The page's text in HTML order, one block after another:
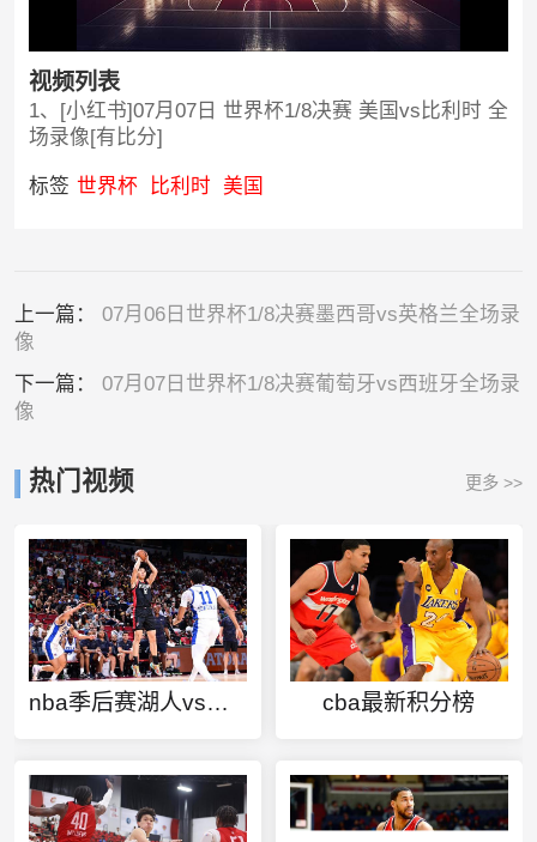
视频列表
1、[小红书]07月07日 世界杯1/8决赛 美国vs比利时 全
场录像[有比分]
标签 世界杯 比利时 美国
上一篇： 07月06日世界杯1/8决赛墨西哥vs英格兰全场录
像
下一篇： 07月07日世界杯1/8决赛葡萄牙vs西班牙全场录
像
热门视频 更多 >>
nba季后赛湖人vs开拓者g1国语 cba最新积分榜